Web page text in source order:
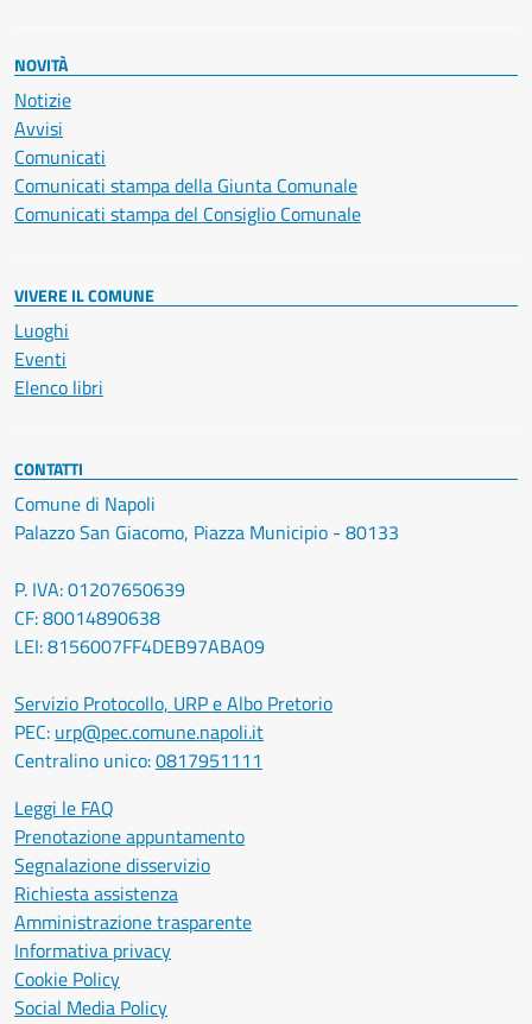
NOVITÀ
Notizie
Avvisi
Comunicati
Comunicati stampa della Giunta Comunale
Comunicati stampa del Consiglio Comunale
VIVERE IL COMUNE
Luoghi
Eventi
Elenco libri
CONTATTI
Comune di Napoli
Palazzo San Giacomo, Piazza Municipio - 80133
P. IVA: 01207650639
CF: 80014890638
LEI: 8156007FF4DEB97ABA09
Servizio Protocollo, URP e Albo Pretorio
PEC: urp@pec.comune.napoli.it
Centralino unico:0817951111
Leggi le FAQ
Prenotazione appuntamento
Segnalazione disservizio
Richiesta assistenza
Amministrazione trasparente
Informativa privacy
Cookie Policy
Social Media Policy